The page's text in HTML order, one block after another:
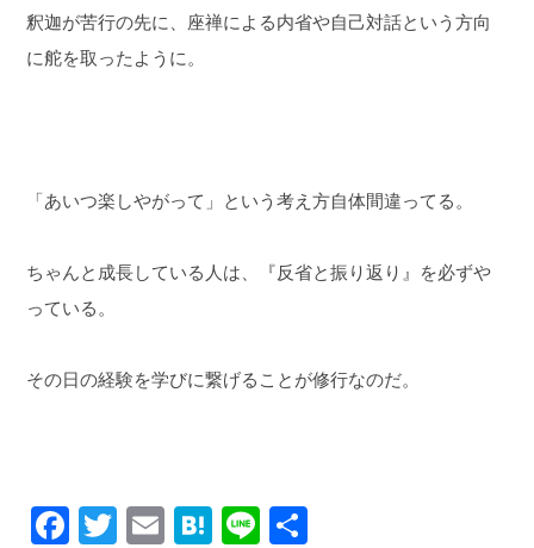
釈迦が苦行の先に、座禅による内省や自己対話という方向
に舵を取ったように。
「あいつ楽しやがって」という考え方自体間違ってる。
ちゃんと成長している人は、『反省と振り返り』を必ずや
っている。
その日の経験を学びに繋げることが修行なのだ。
F
T
E
H
Li